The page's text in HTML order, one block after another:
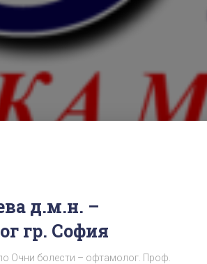
д.м.н. –
гр. София
Очни болести – офтамолог. Проф.